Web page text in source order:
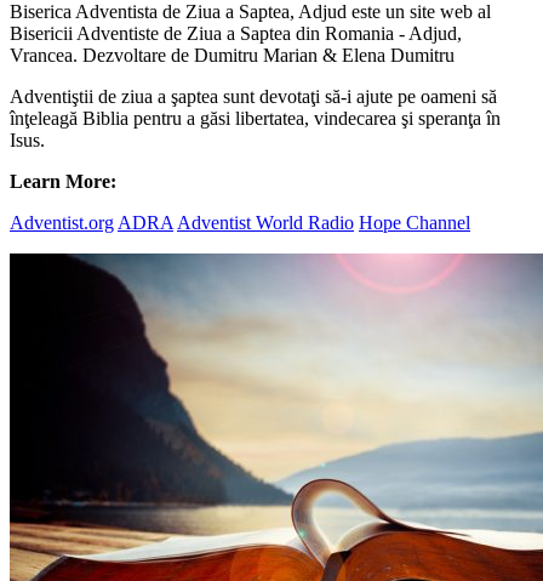
Biserica Adventista de Ziua a Saptea, Adjud este un site web al
Bisericii Adventiste de Ziua a Saptea din Romania - Adjud,
Vrancea. Dezvoltare de Dumitru Marian & Elena Dumitru
Adventiştii de ziua a şaptea sunt devotaţi să-i ajute pe oameni să
înţeleagă Biblia pentru a găsi libertatea, vindecarea şi speranţa în
Isus.
Learn More:
Adventist.org ADRA Adventist World Radio Hope Channel